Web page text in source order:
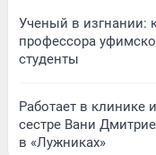
Ученый в изгнании:
профессора
студенты
Работает в клинике
сестре Вани
в «Лужниках»